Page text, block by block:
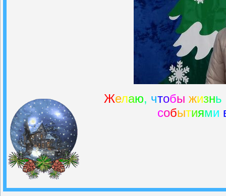
Желаю, чтобы жизнь
событиями